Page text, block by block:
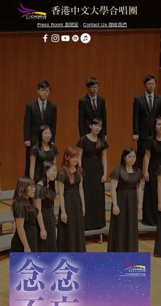
Press Room 新聞室 ． Contact Us 聯絡我們